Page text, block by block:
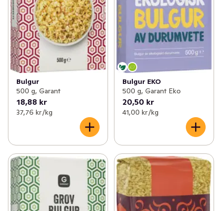
✓ Senap & ketchup (58)
✓ Majonnäs (31)
✓ Flingor, müsli & gröt (162)
✓ Olja & vinäger (96)
✓ Ris & gryn
✓ Desserter
Nötter & torkad frukt (90)
✓ Internationella köket (5)
✓ Bulgur (7)
✓ Risottoris (6)
✓ Couscous (2)
Bulgur
500 g, Garant
18,88 kr
37,76 kr /kg
Bulgur EKO
500 g, Garant Eko
20,50 kr
41,00 kr /kg